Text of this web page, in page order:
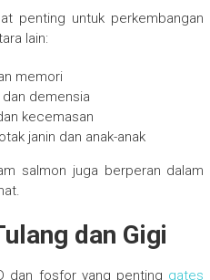
penting untuk perkembangan
lain:
memori
demensia
kecemasan
janin dan anak-anak
salmon juga berperan dalam
dan Gigi
dan fosfor yang penting gates